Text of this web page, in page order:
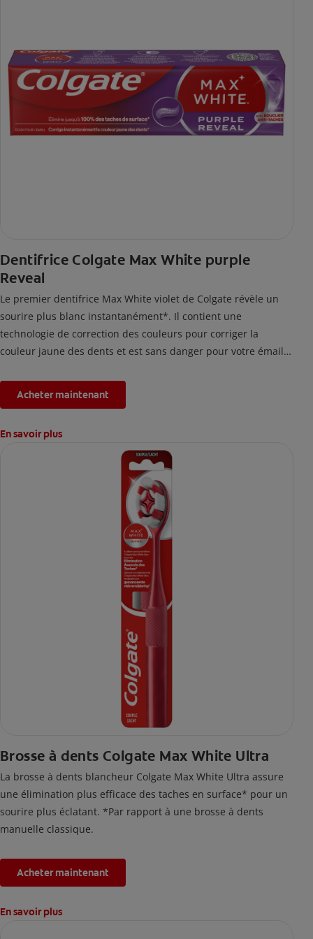
Dentifrice Colgate Max White purple
Reveal
Le premier dentifrice Max White violet de Colgate révèle un
sourire plus blanc instantanément*. Il contient une
technologie de correction des couleurs pour corriger la
couleur jaune des dents et est sans danger pour votre émail.
Acheter maintenant
En savoir plus
Brosse à dents Colgate Max White Ultra
La brosse à dents blancheur Colgate Max White Ultra assure
une élimination plus efficace des taches en surface* pour un
sourire plus éclatant. *Par rapport à une brosse à dents
manuelle classique.
Acheter maintenant
En savoir plus